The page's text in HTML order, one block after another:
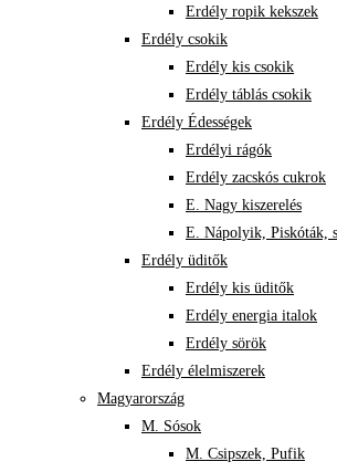
Erdély ropik kekszek
Erdély csokik
Erdély kis csokik
Erdély táblás csokik
Erdély Édességek
Erdélyi rágók
Erdély zacskós cukrok
E. Nagy kiszerelés
E. Nápolyik, Piskóták,
Erdély üditők
Erdély kis üditők
Erdély energia italok
Erdély sörök
Erdély élelmiszerek
Magyarország
M. Sósok
M. Csipszek, Pufik